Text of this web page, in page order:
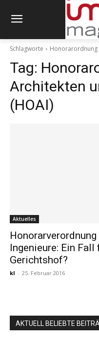
Schlagworte Honorarordnung
Tag:
Architekten
(HOAI)
Aktuelles
Ingenieure: Ein
Gerichtshof?
kl - 25. Februar 2016
AKTUELL BELIEBTE